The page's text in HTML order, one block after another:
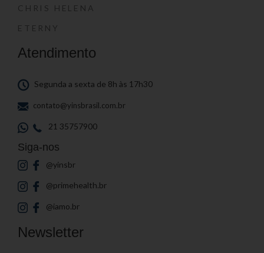
CHRIS HELENA
ETERNY
Atendimento
Segunda a sexta de 8h às 17h30
contato@yinsbrasil.com.br
21 35757900
Siga-nos
@yinsbr
@primehealth.br
@iamo.br
Newsletter